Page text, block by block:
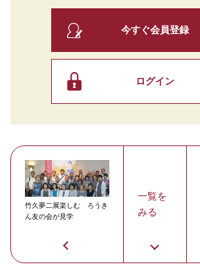
今すぐ会員登録
ログイン
竹久夢二展楽しむ ろうき
ん友の会が見学
一覧を
みる